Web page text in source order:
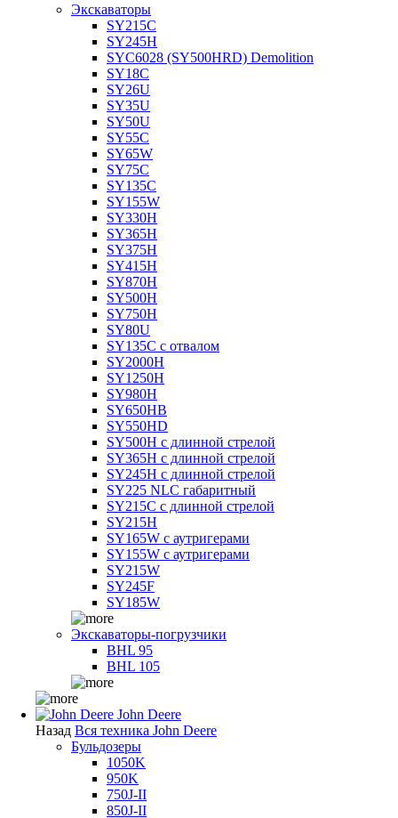
Экскаваторы
SY215C
SY245H
SYC6028 (SY500HRD) Demolition
SY18C
SY26U
SY35U
SY50U
SY55C
SY65W
SY75C
SY135C
SY155W
SY330H
SY365H
SY375H
SY415H
SY870H
SY500H
SY750H
SY80U
SY135C с отвалом
SY2000H
SY1250H
SY980H
SY650HB
SY550HD
SY500H с длинной стрелой
SY365H с длинной стрелой
SY245H с длинной стрелой
SY225 NLC габаритный
SY215C с длинной стрелой
SY215H
SY165W с аутригерами
SY155W с аутригерами
SY215W
SY245F
SY185W
Экскаваторы-погрузчики
BHL 95
BHL 105
John Deere
Назад Вся техника John Deere
Бульдозеры
1050K
950K
750J-II
850J-II